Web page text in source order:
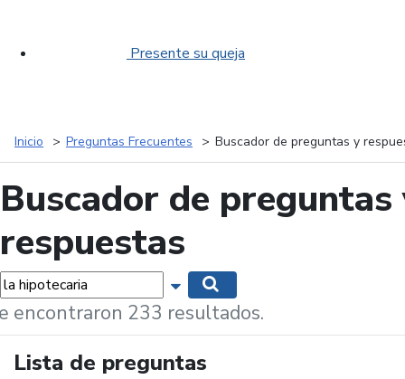
Presente su queja
Inicio Preguntas Frecuentes Buscador de preguntas y
Buscador de preguntas
respuestas
Mostrar opciones de búsqueda
encontraron 233 resultados.
Lista de preguntas